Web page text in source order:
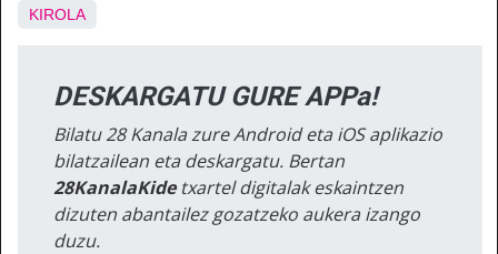
KIROLA
DESKARGATU GURE APPa!
Bilatu 28 Kanala zure Android eta iOS aplikazio
bilatzailean eta deskargatu. Bertan
28KanalaKidetxartel digitalak eskaintzen
dizuten abantailez gozatzeko aukera izango
duzu.